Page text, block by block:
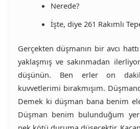
Nerede?
İşte, diye 261 Rakımlı
Gerçekten düşmanın bir avcı hattı
yaklaşmış ve sakınmadan
düşünün. Ben erler on
kuvvetlerimi bırakmışım.
Demek ki düşman bana benim
Düşman benim bulunduğum